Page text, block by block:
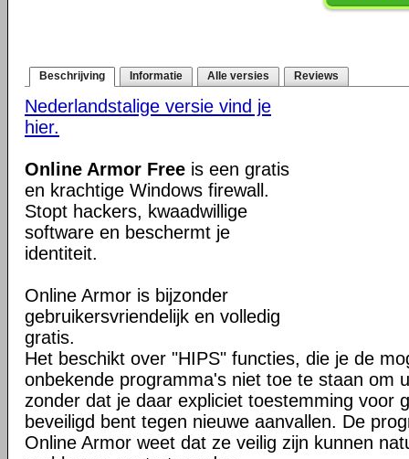
Beschrijving Informatie Alle versies Reviews
Nederlandstalige versie vind je
hier.
Online Armor Free is een gratis
en krachtige Windows firewall.
Stopt hackers, kwaadwillige
software en beschermt je
identiteit.
Online Armor is bijzonder
gebruikersvriendelijk en volledig
gratis.
Het beschikt over "HIPS" functies, die je de
onbekende programma's niet toe te staan om
zonder dat je daar expliciet toestemming voor
beveiligd bent tegen nieuwe aanvallen. De
Online Armor weet dat ze veilig zijn kunnen